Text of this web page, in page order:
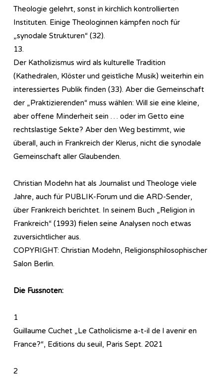
Theologie gelehrt, sonst in kirchlich kontrollierten
Instituten. Einige Theologinnen kämpfen noch für
„synodale Strukturen“ (32).
13.
Der Katholizismus wird als kulturelle Tradition
(Kathedralen, Klöster und geistliche Musik) weiterhin ein
interessiertes Publik finden (33). Aber die Gemeinschaft
der „Praktizierenden“ muss wählen: Will sie eine kleine,
aber offene Minderheit sein … oder im Getto eine
rechtslastige Sekte? Aber den Weg bestimmt, wie
überall, auch in Frankreich der Klerus, nicht die synodale
Gemeinschaft aller Glaubenden.
Christian Modehn hat als Journalist und Theologe viele
Jahre, auch für PUBLIK-Forum und die ARD-Sender,
über Frankreich berichtet. In seinem Buch „Religion in
Frankreich“ (1993) fielen seine Analysen noch etwas
zuversichtlicher aus.
COPYRIGHT: Christian Modehn, Religionsphilosophischer
Salon Berlin.
Die Fussnoten:
1
Guillaume Cuchet „Le Catholicisme a-t-il de l avenir en
France?“, Editions du seuil, Paris Sept. 2021
2